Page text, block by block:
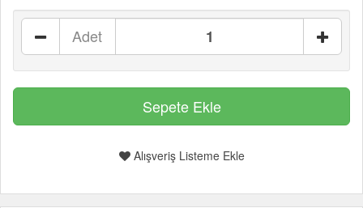
Adet
Alışveriş Listeme Ekle